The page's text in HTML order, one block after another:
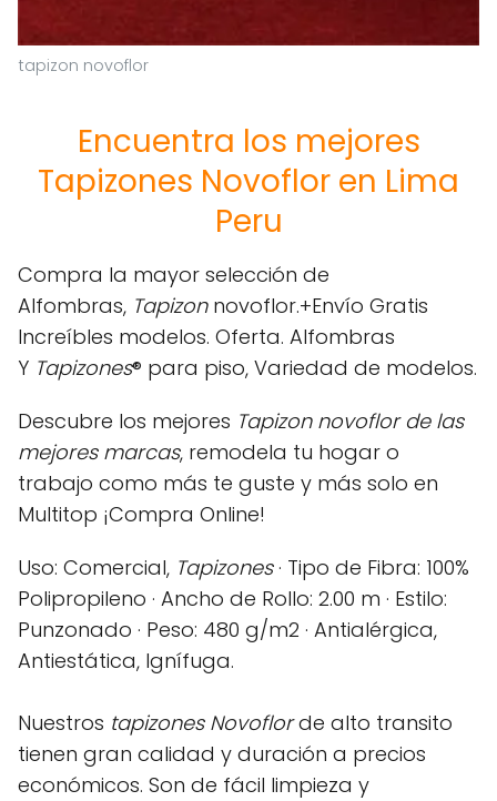
tapizon novoflor
Encuentra los mejores
Tapizones Novoflor en Lima
Peru
Compra la mayor selección de
Alfombras, Tapizonnovoflor.+Envío Gratis
Increíbles modelos. Oferta. Alfombras
Y Tapizones® para piso, Variedad de modelos.
Descubre los mejores Tapizon novoflor de las
mejores marcas, remodela tu hogar o
trabajo como más te guste y más solo en
Multitop ¡Compra Online!
Uso: Comercial, Tapizones· Tipo de Fibra: 100%
Polipropileno · Ancho de Rollo: 2.00 m · Estilo:
Punzonado · Peso: 480 g/m2 · Antialérgica,
Antiestática, Ignífuga.
Nuestros tapizones Novoflorde alto transito
tienen gran calidad y duración a precios
económicos. Son de fácil limpieza y